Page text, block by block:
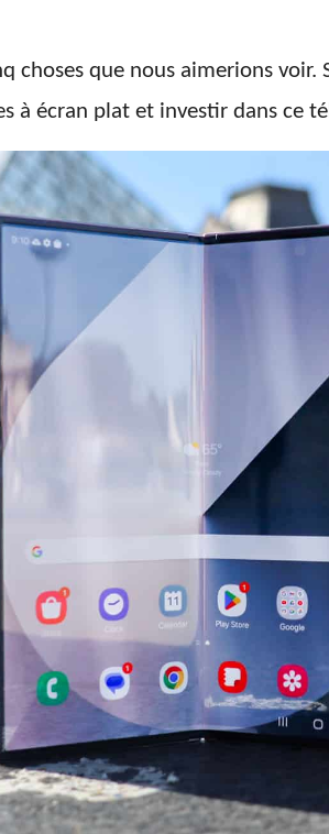
choses que nous aimerions
à écran plat et investir dans ce